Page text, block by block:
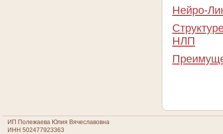
Нейро-
НЛП
ИП Полежаева Юлия Вячеславовна
ИНН 502477923363